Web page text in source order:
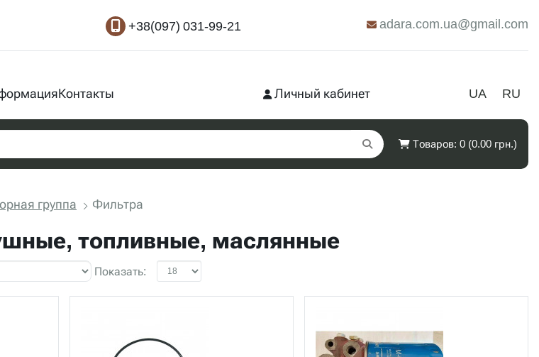
+38(097) 031-99-21 adara.com.ua@gmail.com
Контакты UA RU
Личный кабинет
Товаров: 0 (0.00 грн.)
группа Фильтра
топливные, маслянные
Показать: